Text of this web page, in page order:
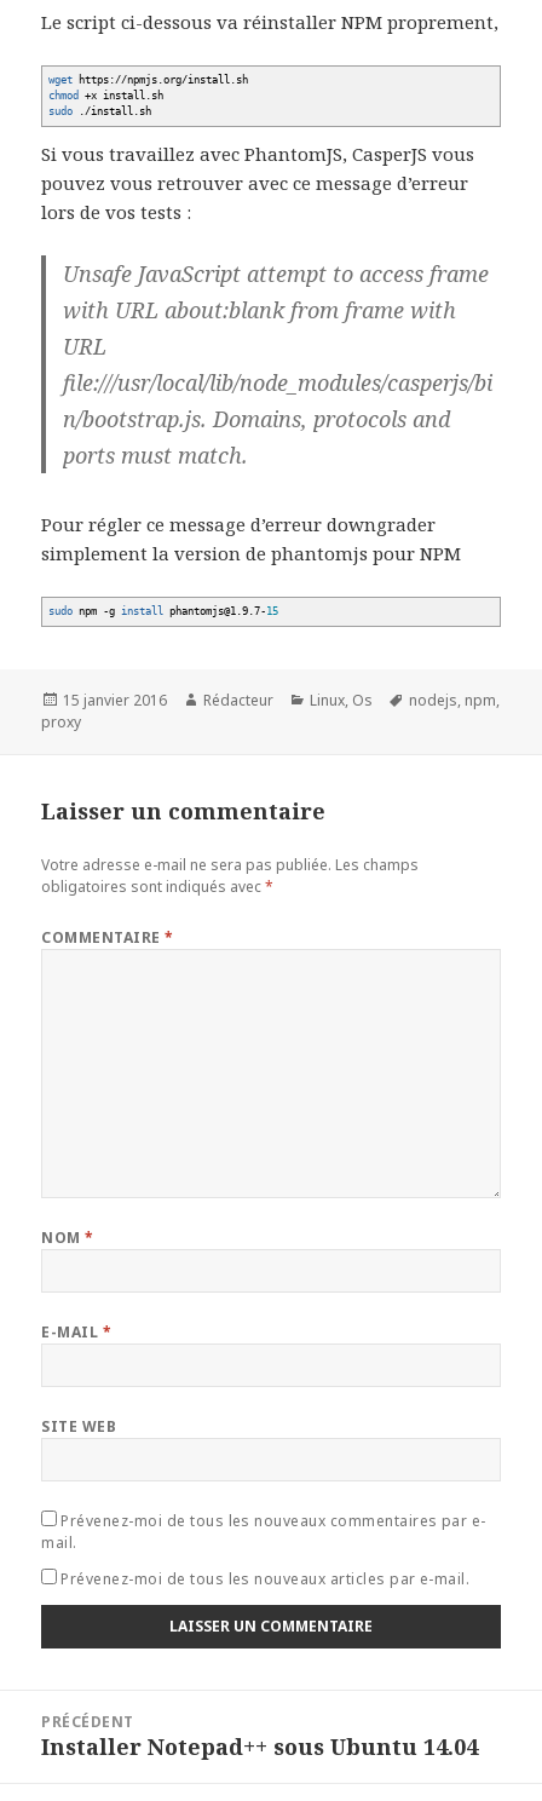
Le script ci-dessous va réinstaller NPM proprement,
wget https://npmjs.org/install.sh
chmod +x install.sh
sudo ./install.sh
Si vous travaillez avec PhantomJS, CasperJS vous
pouvez vous retrouver avec ce message d’erreur
lors de vos tests :
Unsafe JavaScript attempt to access frame
with URL about:blank from frame with
URL
file:///usr/local/lib/node_modules/casperjs/bi
n/bootstrap.js. Domains, protocols and
ports must match.
Pour régler ce message d’erreur downgrader
simplement la version de phantomjs pour NPM
sudo npm -g install phantomjs@1.9.7- 15
Publié
le
15 janvier 2016 Auteur
Rédacteur Catégories
Linux, Os
Mots-
nodejs, npm,
proxy
Laisser un commentaire
Votre adresse e-mail ne sera pas publiée. Les champs
obligatoires sont indiqués avec*
COMMENTAIRE*
NOM*
E-MAIL *
SITE WEB
Prévenez-moi de tous les nouveaux commentaires par e-
mail.
Prévenez-moi de tous les nouveaux articles par e-mail.
l’article
PRÉCÉDENT
Article
Installer Notepad++ sous Ubuntu 14.04